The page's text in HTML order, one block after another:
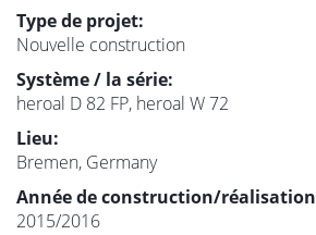
Type de projet:
Nouvelle construction
Système / la série:
heroal D 82 FP, heroal W 72
Lieu:
Bremen, Germany
Année de construction/réalisation
2015/2016